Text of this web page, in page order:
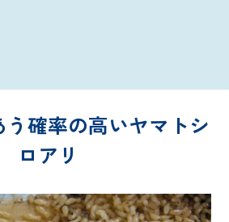
確率の高いヤマトシ
ロアリ